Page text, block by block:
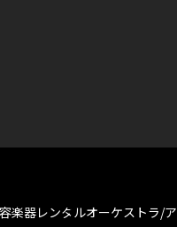
楽器レンタルオーケストラ/